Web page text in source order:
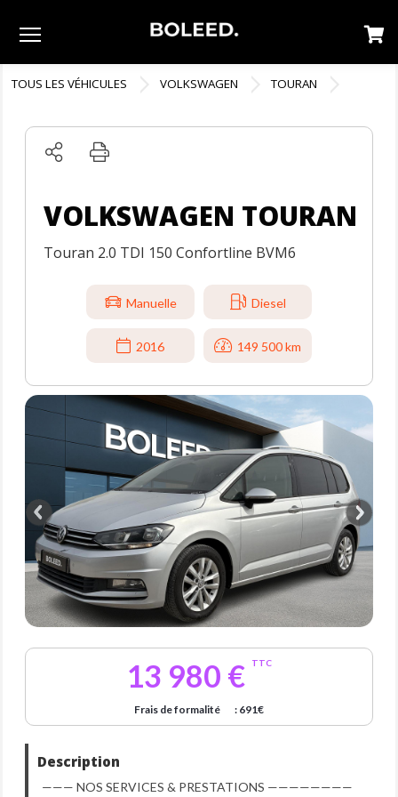
TOUS LES VÉHICULES VOLKSWAGEN TOURAN
VOLKSWAGEN TOURAN
Touran 2.0 TDI 150 Confortline BVM6
Manuelle Diesel
2016 149 500 km
13 980 € TTC
Frais de formalité : 691€
Description
——— NOS SERVICES & PRESTATIONS ————————